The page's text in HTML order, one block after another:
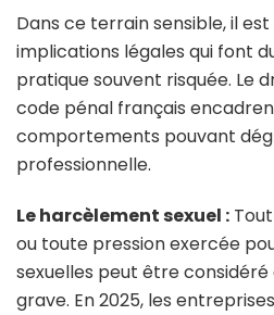
Dans ce terrain sensible, il
implications légales qui font
pratique souvent risquée. Le
code pénal français
comportements pouvant
professionnelle.
Le harcèlement sexuel :
ou toute pression exercée
sexuelles peut être
grave. En 2025, les